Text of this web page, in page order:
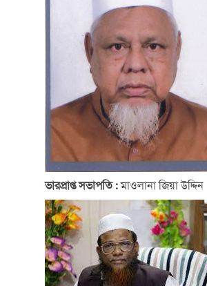
ভারপ্রাপ্ত সভাপতি :মাওলানা জিয়া উদ্দিন